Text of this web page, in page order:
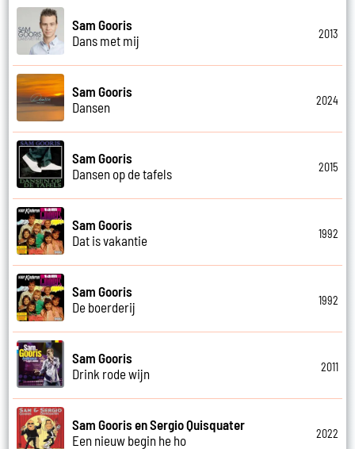
Sam Gooris
Dans met mij
2013
Sam Gooris
Dansen
2024
Sam Gooris
Dansen op de tafels
2015
Sam Gooris
Dat is vakantie
1992
Sam Gooris
De boerderij
1992
Sam Gooris
Drink rode wijn
2011
Sam Gooris en Sergio Quisquater
Een nieuw begin he ho
2022